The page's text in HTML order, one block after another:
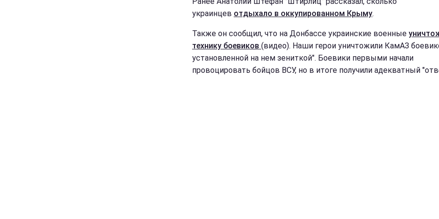
украинцев отдыхало в оккупированном Крыму.
Также он сообщил, что на Донбассе украинские военные
технику боевиков (видео). Наши герои уничтожили КамАЗ
установленной на нем зениткой". Боевики первыми начали
провоцировать бойцов ВСУ, но в итоге получили адекватный